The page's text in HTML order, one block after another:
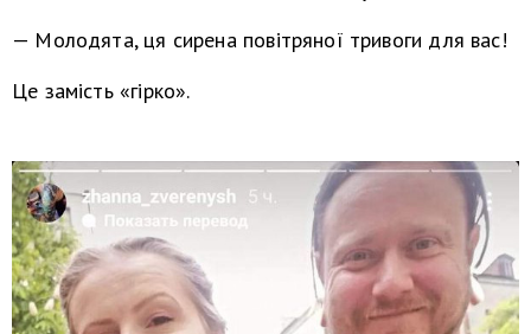
— Молодята, ця сирена повітряної тривоги для вас!
Це замість«гірко».